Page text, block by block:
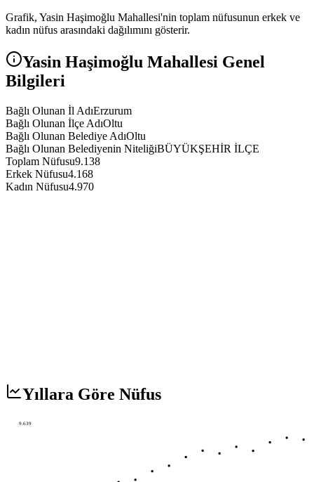
Grafik, Yasin Haşimoğlu Mahallesi'nin toplam nüfusunun erkek ve
kadın nüfus arasındaki dağılımını gösterir.
Yasin Haşimoğlu Mahallesi Genel
Bilgileri
Bağlı Olunan İl AdıErzurum
Bağlı Olunan İlçe AdıOltu
Bağlı Olunan Belediye AdıOltu
Bağlı Olunan Belediyenin NiteliğiBÜYÜKŞEHİR İLÇE
Toplam Nüfusu9.138
Erkek Nüfusu4.168
Kadın Nüfusu4.970
Yıllara Göre Nüfus
9.639